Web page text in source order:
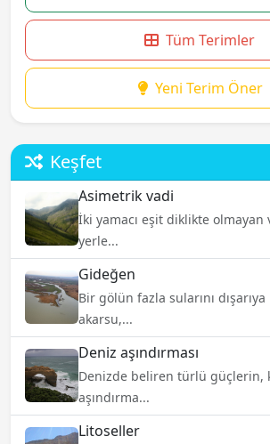
Tüm Terimler
Yeni Terim Öner
Keşfet
Asimetrik vadi
İki yamacı eşit diklikte olmayan
yerle...
Gideğen
Bir gölün fazla sularını
akarsu,...
Deniz aşındırması
Denizde beliren türlü güçlerin,
aşındırma...
Litoseller